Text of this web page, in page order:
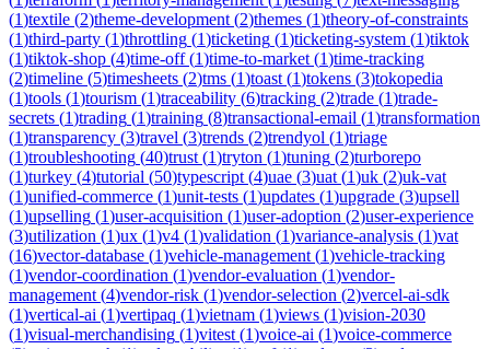
(1)textile (2)theme-development (2)themes (1)theory-of-constraints
(1)third-party (1)throttling (1)ticketing (1)ticketing-system (1)tiktok
(1)tiktok-shop (4)time-off(1)time-to-market (1)time-tracking
(2)timeline (5)timesheets (2)tms (1)toast (1)tokens (3)tokopedia
(1)tools (1)tourism (1)traceability (6)tracking (2)trade (1)trade-
secrets (1)trading (1)training (8)transactional-email (1)transformation
(1)transparency (3)travel (3)trends (2)trendyol (1)triage
(1)troubleshooting (40)trust (1)tryton (1)tuning (2)turborepo
(1)turkey (4)tutorial (50)typescript (4)uae (3)uat (1)uk (2)uk-vat
(1)unified-commerce (1)unit-tests (1)updates (1)upgrade (3)upsell
(1)upselling (1)user-acquisition (1)user-adoption (2)user-experience
(3)utilization (1)ux (1)v4 (1)validation (1)variance-analysis (1)vat
(16)vector-database (1)vehicle-management (1)vehicle-tracking
(1)vendor-coordination (1)vendor-evaluation (1)vendor-
management (4)vendor-risk (1)vendor-selection (2)vercel-ai-sdk
(1)vertical-ai (1)vertipaq (1)vietnam (1)views (1)vision-2030
(1)visual-merchandising (1)vitest (1)voice-ai (1)voice-commerce